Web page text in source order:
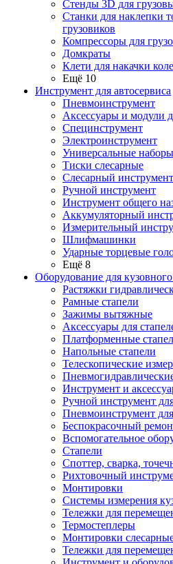
Стенды 3D для
Станки для наклепки
грузовиков
Компрессоры для
Домкраты
Клети для накачки
Ещё 10
Инструмент для автосервиса
Пневмоинструмент
Аксессуары и модули
Специнструмент
Электроинструмент
Универсальные наборы
Тиски слесарные
Слесарный инструмент
Ручной инструмент
Инструмент общего
Аккумуляторный
Измерительный
Шлифмашинки
Ударные торцевые
Ещё 8
Оборудование для
Растяжки
Рамные стапели
Зажимы вытяжные
Аксессуары для
Платформенные
Напольные стапели
Телескопические
Инструмент и
Ручной инструмент
Пневмоинструмент
Беспокрасочный
Вспомогательное
Стапели
Споттер, сварка,
Рихтовочный
Монтировки
Системы измерения
Тележки для
Термостеплеры
Монтировки
Тележки для